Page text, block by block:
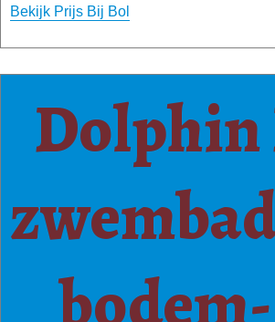
Bekijk Prijs Bij Bol
Dolphin